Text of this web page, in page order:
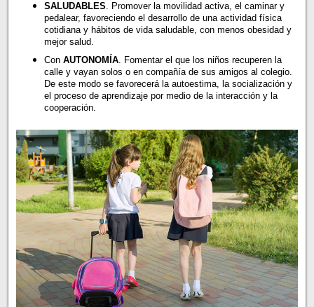
SALUDABLES. Promover la movilidad activa, el caminar y
pedalear, favoreciendo el desarrollo de una actividad física
cotidiana y hábitos de vida saludable, con menos obesidad y
mejor salud.
Con AUTONOMÍA. Fomentar el que los niños recuperen la
calle y vayan solos o en compañía de sus amigos al colegio.
De este modo se favorecerá la autoestima, la socialización y
el proceso de aprendizaje por medio de la interacción y la
cooperación.